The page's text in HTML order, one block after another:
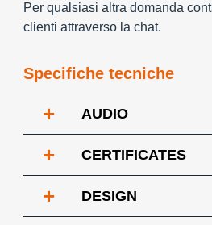
Per qualsiasi altra domanda
clienti attraverso la chat.
Specifiche tecniche
+ AUDIO
+ CERTIFICATES
+ DESIGN